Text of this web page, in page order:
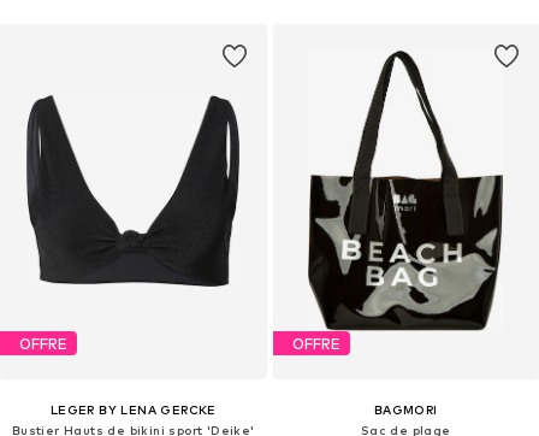
OFFRE
LEGER BY LENA GERCKE
Bustier Hauts de bikini sport 'Deike'
OFFRE
BAGMORI
Sac de plage